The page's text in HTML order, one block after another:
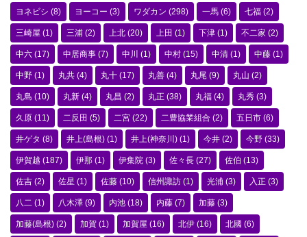
ヨネビシ (8) ヨーコー (3) ワダカン (298) 一馬 (6) 七福 (2)
三崎屋 (1) 三浦 (2) 上北 (20) 上田 (1) 下津 (1) 不二家 (2)
中六 (17) 中居商事 (7) 中川 (1) 中村 (15) 中清 (1) 中藤 (1)
中野 (1) 丸共 (4) 丸十 (17) 丸善 (4) 丸尾 (9) 丸山 (2)
丸島 (10) 丸新 (4) 丸昌 (2) 丸正 (38) 丸福 (4) 丸秀 (3)
久原 (11) 二反田 (5) 二宮 (22) 二豊協業組合 (2) 五日市 (6)
井ゲタ (8) 井上(島根) (1) 井上(神奈川) (1) 今井 (2) 今野 (33)
伊賀越 (187) 伊那 (1) 伊集院 (3) 佐々長 (27) 佐伯 (13)
佐吉 (2) 佐星 (1) 佐藤 (10) 信州諏訪 (1) 光浦 (3) 入正 (3)
八二 (1) 八木澤 (9) 内池 (18) 内藤 (7) 加藤 (3)
加藤(島根) (2) 加賀 (1) 加賀屋 (16) 北伊 (16) 北國 (6)